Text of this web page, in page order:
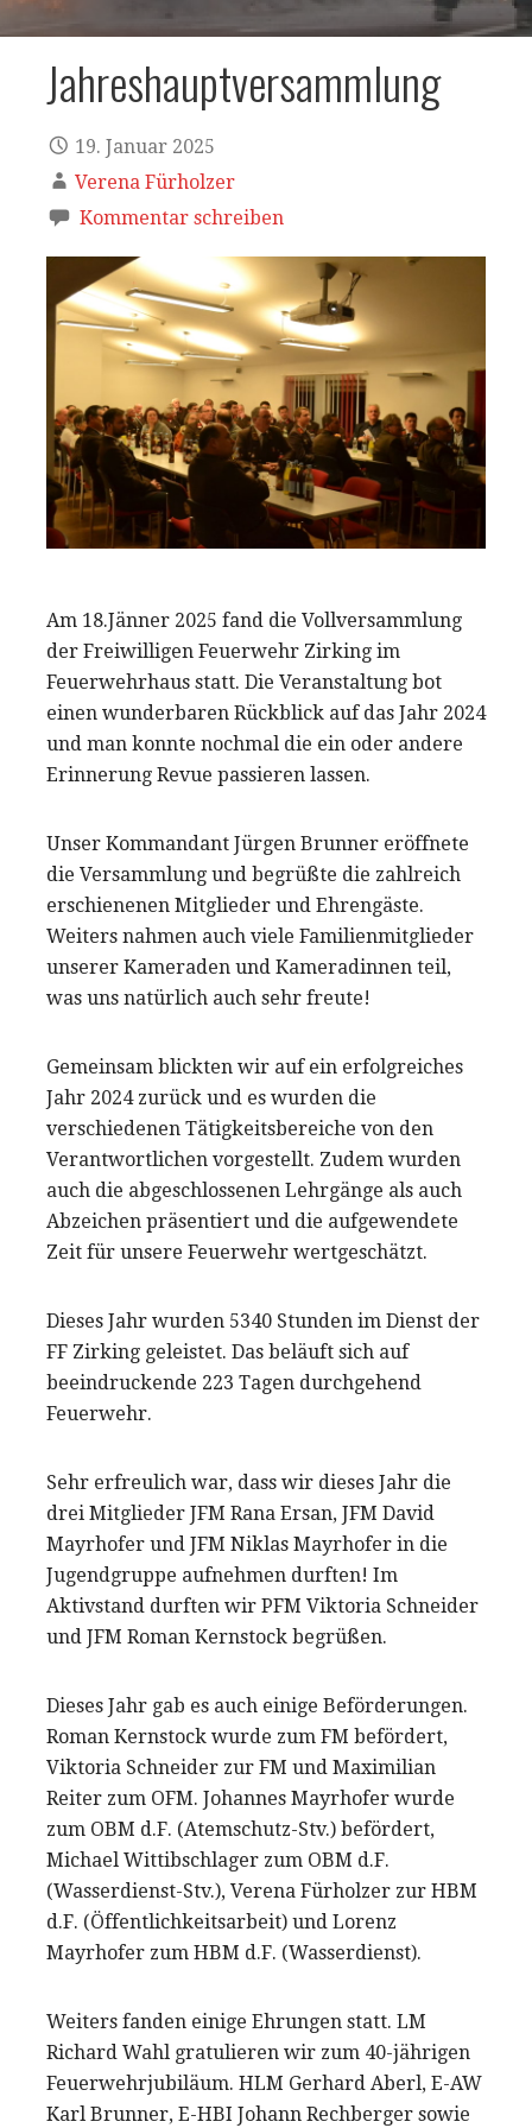
Jahreshauptversammlung
19. Januar 2025
Verena Fürholzer
Kommentar schreiben
Am 18.Jänner 2025 fand die Vollversammlung
der Freiwilligen Feuerwehr Zirking im
Feuerwehrhaus statt. Die Veranstaltung bot
einen wunderbaren Rückblick auf das Jahr 2024
und man konnte nochmal die ein oder andere
Erinnerung Revue passieren lassen.
Unser Kommandant Jürgen Brunner eröffnete
die Versammlung und begrüßte die zahlreich
erschienenen Mitglieder und Ehrengäste.
Weiters nahmen auch viele Familienmitglieder
unserer Kameraden und Kameradinnen teil,
was uns natürlich auch sehr freute!
Gemeinsam blickten wir auf ein erfolgreiches
Jahr 2024 zurück und es wurden die
verschiedenen Tätigkeitsbereiche von den
Verantwortlichen vorgestellt. Zudem wurden
auch die abgeschlossenen Lehrgänge als auch
Abzeichen präsentiert und die aufgewendete
Zeit für unsere Feuerwehr wertgeschätzt.
Dieses Jahr wurden 5340 Stunden im Dienst der
FF Zirking geleistet. Das beläuft sich auf
beeindruckende 223 Tagen durchgehend
Feuerwehr.
Sehr erfreulich war, dass wir dieses Jahr die
drei Mitglieder JFM Rana Ersan, JFM David
Mayrhofer und JFM Niklas Mayrhofer in die
Jugendgruppe aufnehmen durften! Im
Aktivstand durften wir PFM Viktoria Schneider
und JFM Roman Kernstock begrüßen.
Dieses Jahr gab es auch einige Beförderungen.
Roman Kernstock wurde zum FM befördert,
Viktoria Schneider zur FM und Maximilian
Reiter zum OFM. Johannes Mayrhofer wurde
zum OBM d.F. (Atemschutz-Stv.) befördert,
Michael Wittibschlager zum OBM d.F.
(Wasserdienst-Stv.), Verena Fürholzer zur HBM
d.F. (Öffentlichkeitsarbeit) und Lorenz
Mayrhofer zum HBM d.F. (Wasserdienst).
Weiters fanden einige Ehrungen statt. LM
Richard Wahl gratulieren wir zum 40-jährigen
Feuerwehrjubiläum. HLM Gerhard Aberl, E-AW
Karl Brunner, E-HBI Johann Rechberger sowie